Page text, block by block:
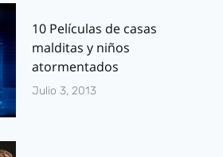
10 Películas de casas
malditas y niños
atormentados
Julio 3, 2013